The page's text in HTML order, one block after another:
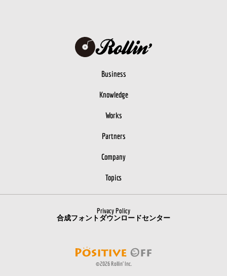
Business
Knowledge
Works
Partners
Company
Topics
Privacy Policy
合成フォントダウンロードセンター
©2026Rollin' Inc.